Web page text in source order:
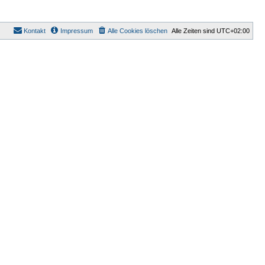
Alle Zeiten sind UTC+02:00
Alle Cookies löschen
Impressum
Kontakt